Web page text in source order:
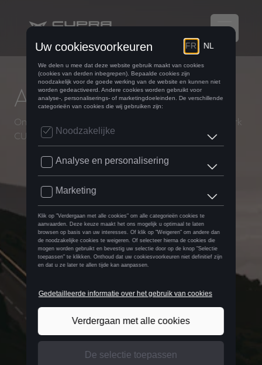
al het nieuws
Ontdek al het nieuws en alle evenementen van het merk
CUPRA.